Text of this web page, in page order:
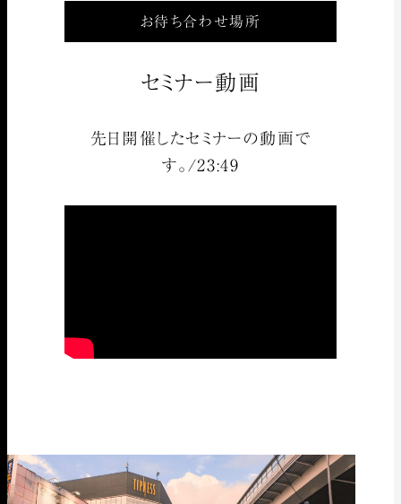
お待ち合わせ場所
セミナー動画
先日開催したセミナーの動画で
す。/23:49